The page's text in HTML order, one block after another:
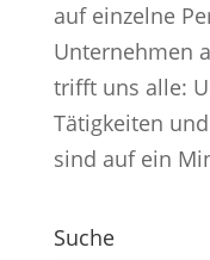
auf einzelne
Unternehmen
trifft uns alle:
Tätigkeiten
sind auf ein
Suche